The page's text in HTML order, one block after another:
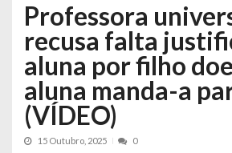
Professora
recusa falta
aluna por filho
aluna manda-a
(VÍDEO)
15 Outubro, 2025 0